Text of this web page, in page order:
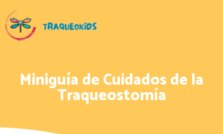
Miniguía de Cuidados de la
Traqueostomía